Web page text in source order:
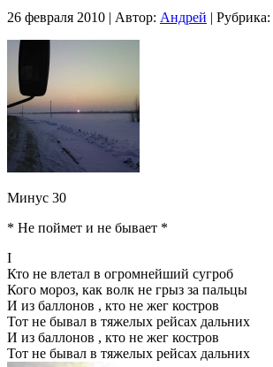
26 февраля 2010 | Автор: Андрей | Рубрика:
Минус 30
* Не поймет и не бывает *
I
Кто не влетал в огромнейший сугроб
Кого мороз, как волк не грыз за пальцы
И из баллонов , кто не жег костров
Тот не бывал в тяжелых рейсах дальних
И из баллонов , кто не жег костров
Тот не бывал в тяжелых рейсах дальних